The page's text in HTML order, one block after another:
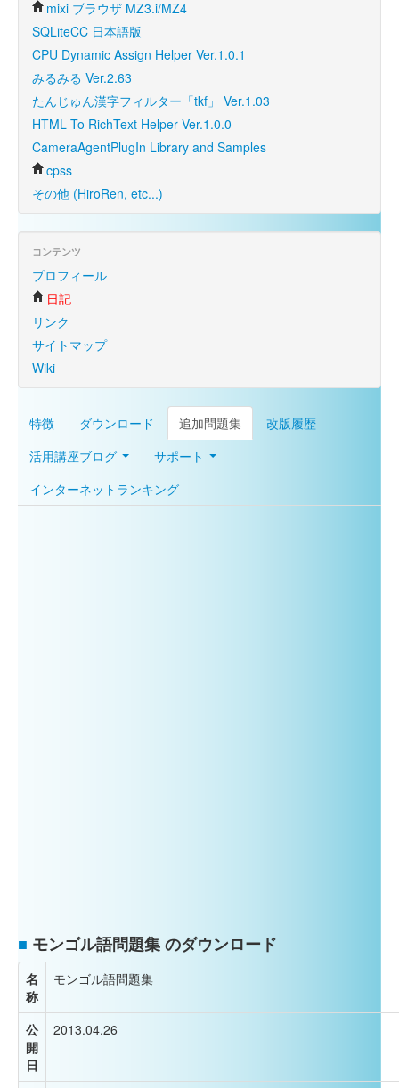
mixi ブラウザ MZ3.i/MZ4
SQLiteCC 日本語版
CPU Dynamic Assign Helper Ver.1.0.1
みるみる Ver.2.63
たんじゅん漢字フィルター「tkf」 Ver.1.03
HTML To RichText Helper Ver.1.0.0
CameraAgentPlugIn Library and Samples
cpss
その他 (HiroRen, etc...)
コンテンツ
プロフィール
日記
リンク
サイトマップ
Wiki
特徴 ダウンロード 追加問題集
改版履歴
活用講座ブログ
サポート
インターネットランキング
■ モンゴル語問題集 のダウンロード
名
称
モンゴル語問題集
公
開
日
2013.04.26